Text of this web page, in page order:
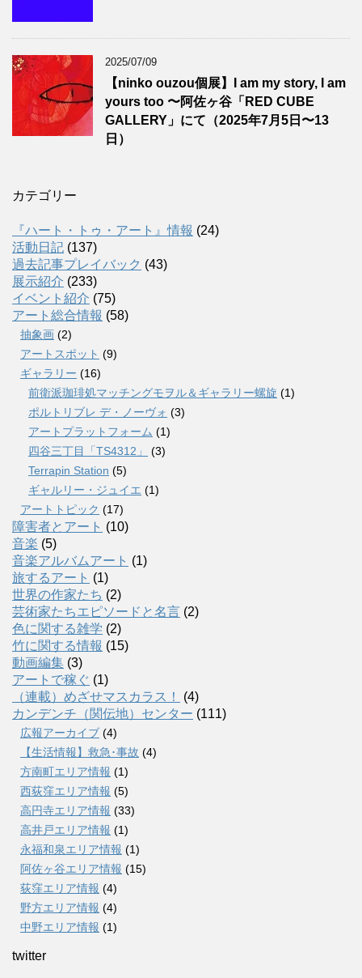
2025/07/09
【ninko ouzou個展】I am my story, I am
yours too 〜阿佐ヶ谷「RED CUBE
GALLERY」にて（2025年7月5日〜13
日）
カテゴリー
『ハート・トゥ・アート』情報 (24)
活動日記 (137)
過去記事プレイバック (43)
展示紹介 (233)
イベント紹介 (75)
アート総合情報 (58)
抽象画 (2)
アートスポット (9)
ギャラリー (16)
前衛派珈琲処マッチングモヲル＆ギャラリー螺旋 (1)
ポルトリブレ デ・ノーヴォ (3)
アートプラットフォーム (1)
四谷三丁目「TS4312」
(3)
Terrapin Station (5)
ギャルリー・ジュイエ (1)
アートトピック (17)
障害者とアート (10)
音楽 (5)
音楽アルバムアート (1)
旅するアート (1)
世界の作家たち (2)
芸術家たちエピソードと名言 (2)
色に関する雑学 (2)
竹に関する情報 (15)
動画編集 (3)
アートで稼ぐ (1)
（連載）めざせマスカラス！
(4)
カンデンチ（関伝地）センター (111)
広報アーカイブ (4)
【生活情報】救急･事故 (4)
方南町エリア情報 (1)
西荻窪エリア情報 (5)
高円寺エリア情報 (33)
高井戸エリア情報 (1)
永福和泉エリア情報 (1)
阿佐ヶ谷エリア情報 (15)
荻窪エリア情報 (4)
野方エリア情報 (4)
中野エリア情報 (1)
twitter